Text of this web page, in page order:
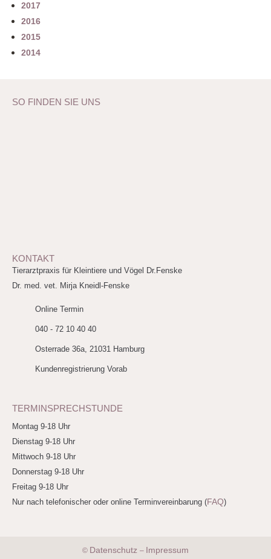
2017
2016
2015
2014
SO FINDEN SIE UNS
KONTAKT
Tierarztpraxis für Kleintiere und Vögel Dr.Fenske
Dr. med. vet. Mirja Kneidl-Fenske
Online Termin
040 - 72 10 40 40
Osterrade 36a, 21031 Hamburg
Kundenregistrierung Vorab
TERMINSPRECHSTUNDE
Montag 9-18 Uhr
Dienstag 9-18 Uhr
Mittwoch 9-18 Uhr
Donnerstag 9-18 Uhr
Freitag 9-18 Uhr
Nur nach telefonischer oder online Terminvereinbarung (FAQ)
© Datenschutz – Impressum